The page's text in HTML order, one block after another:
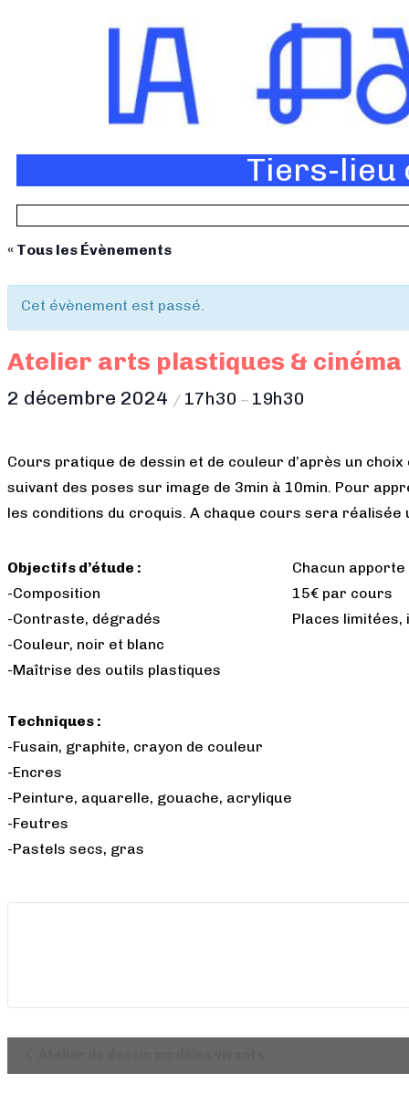
Tiers-lieu
« Tous les Évènements
Cet évènement est passé.
Atelier arts plastiques & cinéma
2 décembre 2024 / 17h30 – 19h30
Cours pratique de dessin et de couleur d’après un
suivant des poses sur image de 3min à 10min. Pour
les conditions du croquis. A chaque cours sera
Objectifs d’étude :
-Composition
-Contraste, dégradés
-Couleur, noir et blanc
-Maîtrise des outils plastiques
Techniques :
-Fusain, graphite, crayon de couleur
-Encres
-Peinture, aquarelle, gouache, acrylique
-Feutres
-Pastels secs, gras
Chacun
15€ par cours
Places
Évènement